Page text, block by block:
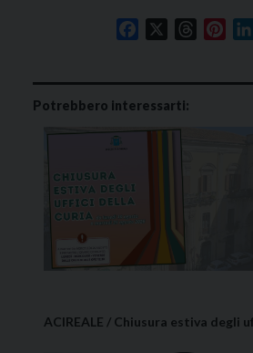
Facebook Threads
Potrebbero interessarti:
ACIREALE / Chiusura estiva degli